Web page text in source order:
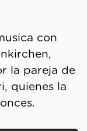
con
la pareja de
quienes la